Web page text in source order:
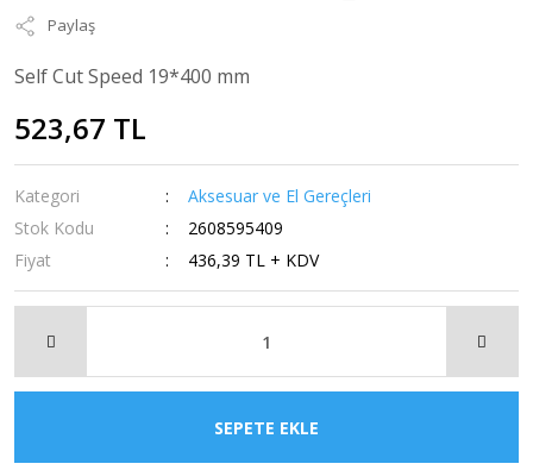
Paylaş
Self Cut Speed 19*400 mm
523,67 TL
Kategori
Aksesuar ve El Gereçleri
Stok Kodu
2608595409
Fiyat
436,39 TL + KDV
SEPETE EKLE